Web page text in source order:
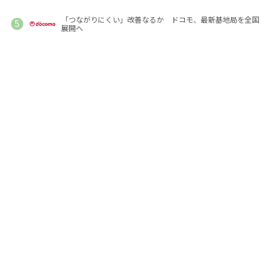
「つながりにくい」改善なるか ドコモ、最新基地局を全国
展開へ